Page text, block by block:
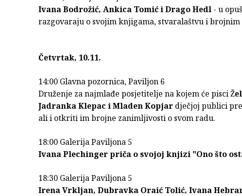
Ivana Bodrožić, Ankica Tomić i Drago Hedl - u
razgovaraju o svojim knjigama, stvaralaštvu i
Četvrtak, 10.11.
14:00 Glavna pozornica, Paviljon 6
Druženje za najmlađe posjetitelje na kojem će pisci Ž
Jadranka Klepac i Mladen Kopjar dječjoj publici
ali i otkriti im brojne zanimljivosti o svom radu.
18:00 Galerija Paviljona 5
Ivana Plechinger priča o svojoj knjizi "Ono što
18:30 Galerija Paviljona 5
Irena Vrkljan, Dubravka Oraić Tolić, Ivana